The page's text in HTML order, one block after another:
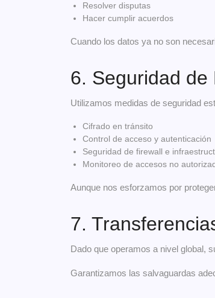
Resolver disputas
Hacer cumplir acuerdos
Cuando los datos ya no son
6. Seguridad de
Utilizamos medidas de seguridad
Cifrado en tránsito
Control de acceso y autenticación
Seguridad de firewall e
Monitoreo de accesos no
Aunque nos esforzamos por
7.
Dado que operamos a nivel global,
Garantizamos las salvaguardas